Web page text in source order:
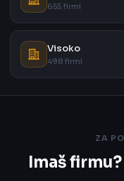
655 firmi
Visoko
498 firmi
ZA
Imaš